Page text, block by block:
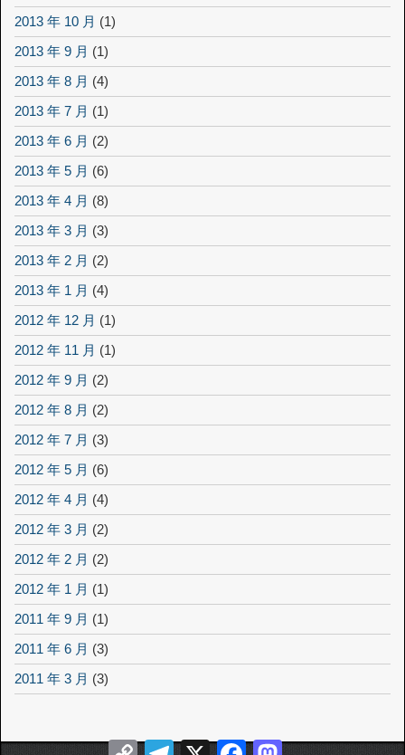
2013 年 10 月 (1)
2013 年 9 月 (1)
2013 年 8 月 (4)
2013 年 7 月 (1)
2013 年 6 月 (2)
2013 年 5 月 (6)
2013 年 4 月 (8)
2013 年 3 月 (3)
2013 年 2 月 (2)
2013 年 1 月 (4)
2012 年 12 月 (1)
2012 年 11 月 (1)
2012 年 9 月 (2)
2012 年 8 月 (2)
2012 年 7 月 (3)
2012 年 5 月 (6)
2012 年 4 月 (4)
2012 年 3 月 (2)
2012 年 2 月 (2)
2012 年 1 月 (1)
2011 年 9 月 (1)
2011 年 6 月 (3)
2011 年 3 月 (3)
Copy Telegram
X FacebookMastodon